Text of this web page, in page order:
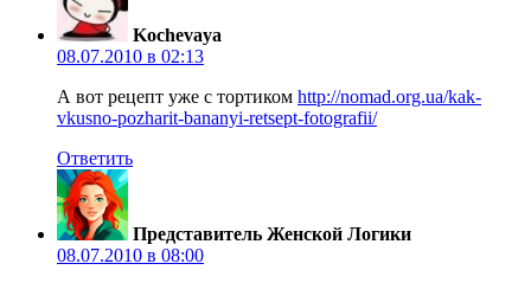
Kochevaya
08.07.2010 в 02:13
А вот рецепт уже с тортиком http://nomad.org.ua/kak-
vkusno-pozharit-bananyi-retsept-fotografii/
Ответить
Представитель Женской Логики
08.07.2010 в 08:00